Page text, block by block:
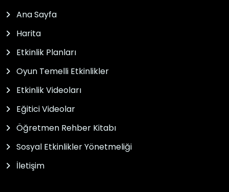
Ana Sayfa
Harita
Etkinlik Planları
Oyun Temelli Etkinlikler
Etkinlik Videoları
Eğitici Videolar
Öğretmen Rehber Kitabı
Sosyal Etkinlikler Yönetmeliği
İletişim